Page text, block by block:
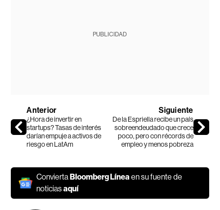
PUBLICIDAD
Anterior
¿Hora de invertir en
startups? Tasas de interés
darían empuje a activos de
riesgo en LatAm
Siguiente
De la Espriella recibe un país
sobreendeudado que crece
poco, pero con récords de
empleo y menos pobreza
ConviertaBloomberg Líneaen su fuente de
noticiasaquí